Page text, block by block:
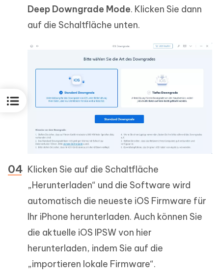
Deep Downgrade Mode. Klicken Sie dann
auf die Schaltfläche unten.
Klicken Sie auf die Schaltfläche
„Herunterladen“ und die Software wird
automatisch die neueste iOS Firmware für
Ihr iPhone herunterladen. Auch können Sie
die aktuelle iOS IPSW von hier
herunterladen, indem Sie auf die
„importieren lokale Firmware“.